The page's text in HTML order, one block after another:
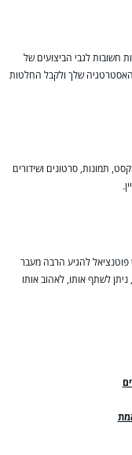
חשובות לגבי הביצועים של
שלך ולקבל החלטות
תמונות, סרטונים ושידורים
פוטנציאל להגיע הרבה מעבר
לשתף אותו, לאהוב אותו